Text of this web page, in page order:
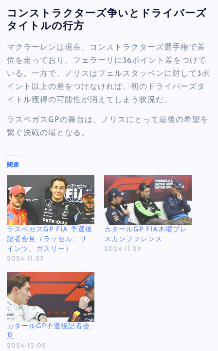
コンストラクターズ争いとドライバーズ
タイトルの行方
マクラーレンは現在、コンストラクターズ選手権で首
位を走っており、フェラーリに36ポイント差をつけて
いる。一方で、ノリスはフェルスタッペンに対して3ポ
イント以上の差をつけなければ、初のドライバーズタ
イトル獲得の可能性が消えてしまう状況だ。
ラスベガスGPの舞台は、ノリスにとって最後の希望を
繋ぐ決戦の場となる。
関連
ラスベガスGP FIA 予選後
記者会見（ラッセル、サ
インツ、ガスリー）
2024-11-23
カタールGP FIA木曜プレ
スカンファレンス
2024-11-29
カタールGP予選後記者会
見
2024-12-02